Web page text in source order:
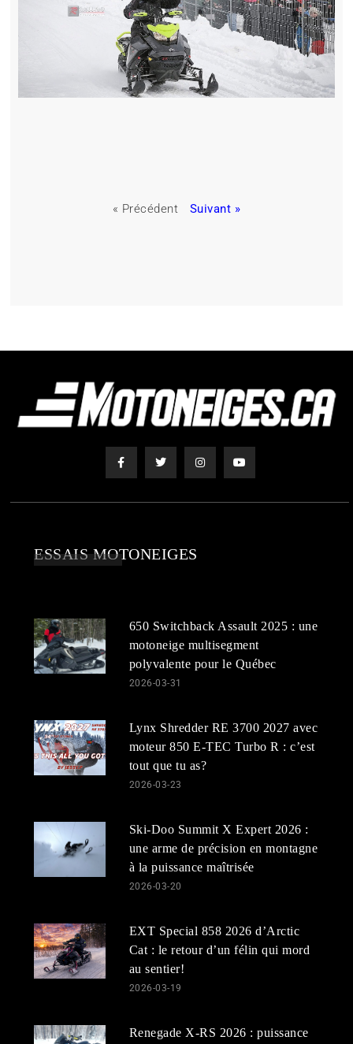
« Précédent Suivant »
ESSAIS MOTONEIGES
650 Switchback Assault 2025 : une
motoneige multisegment
polyvalente pour le Québec
2026-03-31
Lynx Shredder RE 3700 2027 avec
moteur 850 E-TEC Turbo R : c’est
tout que tu as?
2026-03-23
Ski-Doo Summit X Expert 2026 :
une arme de précision en montagne
à la puissance maîtrisée
2026-03-20
EXT Special 858 2026 d’Arctic
Cat : le retour d’un félin qui mord
au sentier!
2026-03-19
Renegade X-RS 2026 : puissance